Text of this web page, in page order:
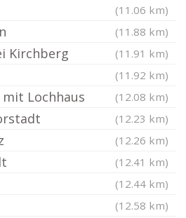
(11.06 km)
(11.88 km)
Kirchberg (11.91 km)
(11.92 km)
mit Lochhaus (12.08 km)
(12.23 km)
(12.26 km)
(12.41 km)
(12.44 km)
(12.58 km)